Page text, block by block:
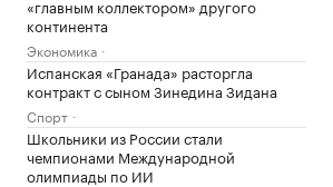
«главным коллектором» другого
континента
Экономика
Испанская «Гранада» расторгла
контракт с сыном Зинедина Зидана
Спорт
Школьники из России стали
чемпионами Международной
олимпиады по ИИ